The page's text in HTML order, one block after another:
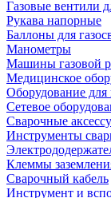
Газовые вентили
Рукава напорные
Баллоны для
Манометры
Машины газовой
Медицинское
Оборудование для
Сетевое
Сварочные
Инструменты
Клеммы
Сварочный кабель
Инструмент и